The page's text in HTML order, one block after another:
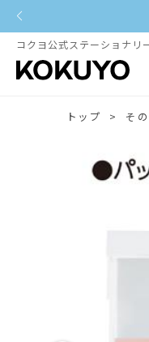
コクヨ公式ステーショナリ
トップ そ